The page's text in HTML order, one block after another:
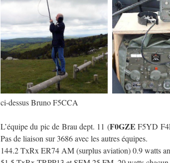
ci-dessus Bruno F5CCA
L’équipe du pic de Brau dept. 11 (F0GZE F5YD
Pas de liaison sur 3686 avec les autres équipes.
144.2 TxRx ER74 AM (surplus aviation) 0.9 watts